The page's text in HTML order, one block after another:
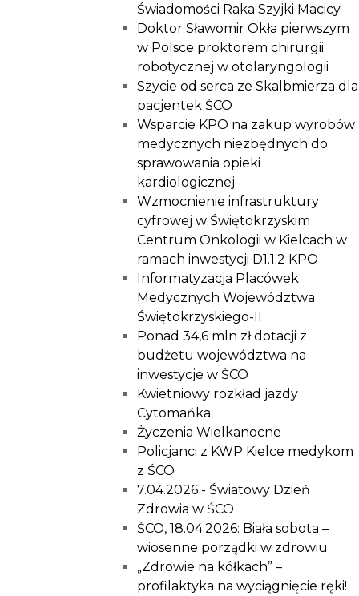
Świadomości Raka Szyjki Macicy
Doktor Sławomir Okła pierwszym
w Polsce proktorem chirurgii
robotycznej w otolaryngologii
Szycie od serca ze Skalbmierza dla
pacjentek ŚCO
Wsparcie KPO na zakup wyrobów
medycznych niezbędnych do
sprawowania opieki
kardiologicznej
Wzmocnienie infrastruktury
cyfrowej w Świętokrzyskim
Centrum Onkologii w Kielcach w
ramach inwestycji D1.1.2 KPO
Informatyzacja Placówek
Medycznych Województwa
Świętokrzyskiego-II
Ponad 34,6 mln zł dotacji z
budżetu województwa na
inwestycje w ŚCO
Kwietniowy rozkład jazdy
Cytomańka
Życzenia Wielkanocne
Policjanci z KWP Kielce medykom
z ŚCO
7.04.2026 - Światowy Dzień
Zdrowia w ŚCO
ŚCO, 18.04.2026: Biała sobota –
wiosenne porządki w zdrowiu
„Zdrowie na kółkach” –
profilaktyka na wyciągnięcie ręki!